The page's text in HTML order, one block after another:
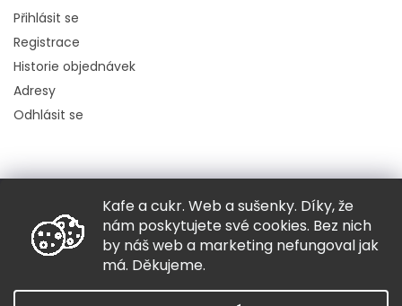
Kafe a cukr. Web a sušenky. Díky, že
nám poskytujete své cookies. Bez nich
by náš web a marketing nefungoval jak
má. Děkujeme.
Přihlásit se
Registrace
Historie objednávek
Adresy
Odhlásit se
Copyright 2026Hugo chodí bos. Všechna práva vyhrazena.
Grafický návrh vytvořil a nakódovalShoptak.cz